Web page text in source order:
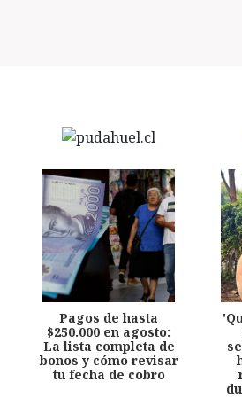
Pagos de hasta
$250.000 en agosto:
La lista completa de
bonos y cómo revisar
tu fecha de cobro